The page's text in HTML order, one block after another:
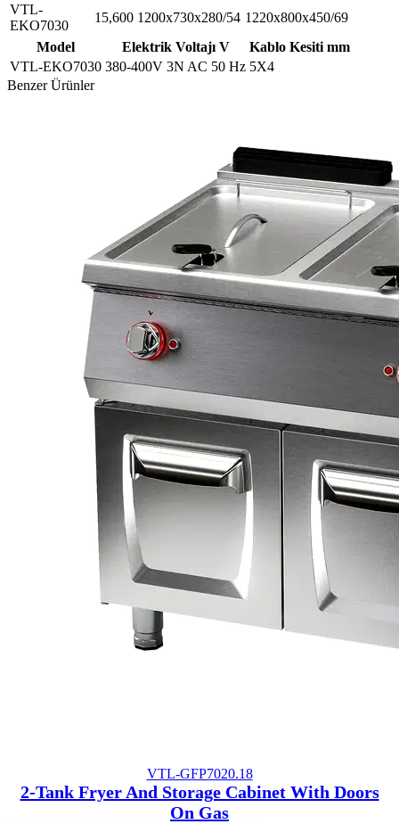
VTL-
EKO7030
15,600 1200x730x280/54 1220x800x450/69
Model
Elektrik Voltajı V
Kablo Kesiti mm
VTL-EKO7030 380-400V 3N AC 50 Hz 5X4
Benzer Ürünler
VTL-GFP7020.18
2-Tank Fryer And Storage Cabinet With Doors
On Gas